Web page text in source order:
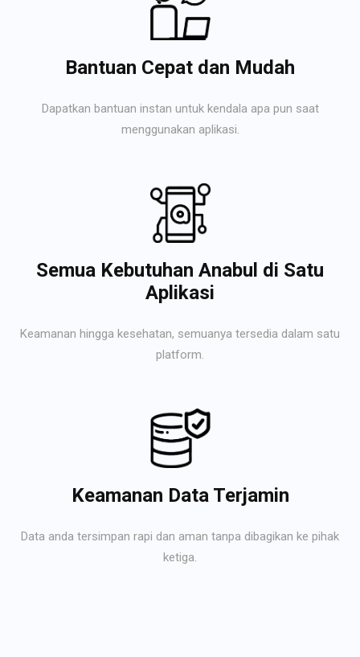
Bantuan Cepat dan Mudah
Dapatkan bantuan instan untuk kendala apa pun saat
menggunakan aplikasi.
Semua Kebutuhan Anabul di Satu
Aplikasi
Keamanan hingga kesehatan, semuanya tersedia dalam satu
platform.
Keamanan Data Terjamin
Data anda tersimpan rapi dan aman tanpa dibagikan ke pihak
ketiga.